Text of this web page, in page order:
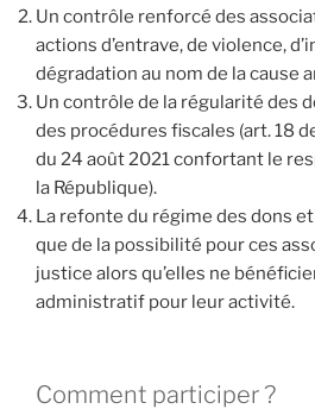
Un contrôle renforcé des
actions d’entrave, de violence,
dégradation au nom de la cause
Un contrôle de la régularité des
des procédures fiscales (art. 18
du 24 août 2021 confortant le
la République).
La refonte du régime des dons
que de la possibilité pour ces
justice alors qu’elles ne
administratif pour leur activité.
Comment participer ?